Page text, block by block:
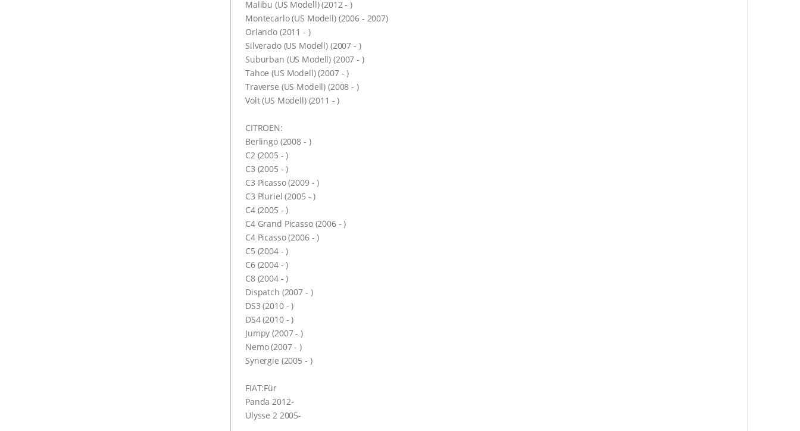
Malibu (US Modell) (2012 - )
Montecarlo (US Modell) (2006 - 2007)
Orlando (2011 - )
Silverado (US Modell) (2007 - )
Suburban (US Modell) (2007 - )
Tahoe (US Modell) (2007 - )
Traverse (US Modell) (2008 - )
Volt (US Modell) (2011 - )
CITROEN:
Berlingo (2008 - )
C2 (2005 - )
C3 (2005 - )
C3 Picasso (2009 - )
C3 Pluriel (2005 - )
C4 (2005 - )
C4 Grand Picasso (2006 - )
C4 Picasso (2006 - )
C5 (2004 - )
C6 (2004 - )
C8 (2004 - )
Dispatch (2007 - )
DS3 (2010 - )
DS4 (2010 - )
Jumpy (2007 - )
Nemo (2007 - )
Synergie (2005 - )
FIAT:Für
Panda 2012-
Ulysse 2 2005-